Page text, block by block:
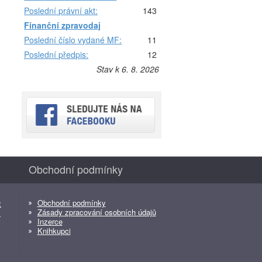
Poslední právní akt:
143
Finanční zpravodaj
Poslední číslo vydané MF:
11
Poslední předpis:
12
Stav k 6. 8. 2026
Obchodní podmínky
Obchodní podmínky
Zásady zpracování osobních údajů
Inzerce
Knihkupci